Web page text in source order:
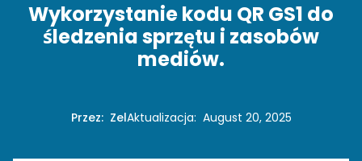
Wykorzystanie kodu QR GS1 do
śledzenia sprzętu i zasobów
mediów.
Przez: ZelAktualizacja: August 20, 2025